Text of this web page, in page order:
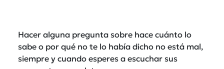
Hacer alguna pregunta sobre hace cuánto lo
sabe o por qué no te lo había dicho no está mal,
siempre y cuando esperes a escuchar sus